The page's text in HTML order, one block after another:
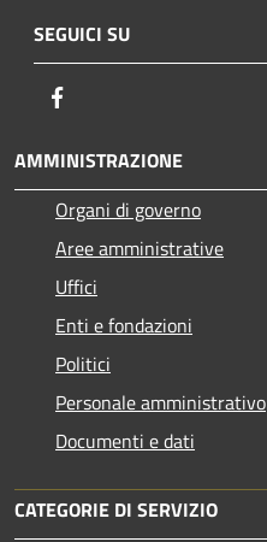
SEGUICI SU
AMMINISTRAZIONE
Organi di governo
Aree amministrative
Uffici
Enti e fondazioni
Politici
Personale amministrativo
Documenti e dati
CATEGORIE DI SERVIZIO